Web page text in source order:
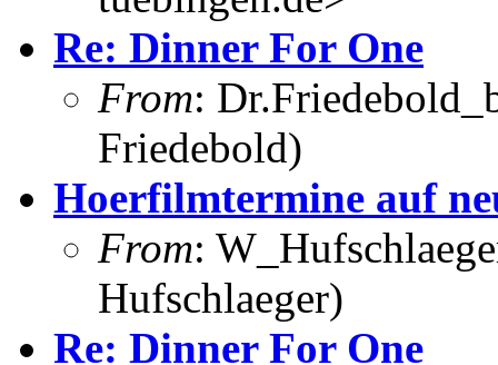
Re: Dinner For One
From:
Friedebold)
Hoerfilmtermine auf
From:
Hufschlaeger)
Re: Dinner For One